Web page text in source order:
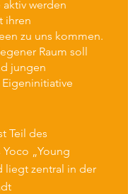
werden
ihren
zu uns kommen.
Raum soll
jungen
Eigeninitiative
Teil des
„Young
liegt zentral in der